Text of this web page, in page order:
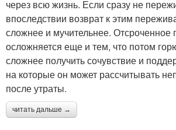
через всю жизнь. Если сразу не
впоследствии возврат к этим
сложнее и мучительнее. Отсроченное
осложняется еще и тем, что потом
сложнее получить сочувствие и
на которые он может рассчитывать
после утраты.
читать дальше →